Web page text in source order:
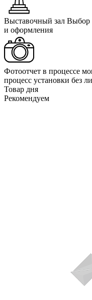
Выставочный зал Выбор
и оформления
Фотоотчет в процессе
процесс установки без
Товар дня
Рекомендуем